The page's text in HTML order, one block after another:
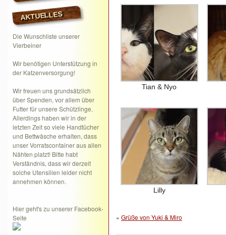
AKTUELLES
Die Wunschliste unserer
Vierbeiner
Wir benötigen Unterstützung in
der Katzenversorgung!
Wir freuen uns grundsätzlich
über Spenden, vor allem über
Futter für unsere Schützlinge.
Allerdings haben wir in der
letzten Zeit so viele Handtücher
und Bettwäsche erhalten, dass
unser Vorratscontainer aus allen
Nähten platzt! Bitte habt
Verständnis, dass wir derzeit
solche Utensilien leider nicht
annehmen können.
Hier geht's zu unserer Facebook-
Seite
Tian & Nyo
Lilly
« Grüße von Yuki & Miro